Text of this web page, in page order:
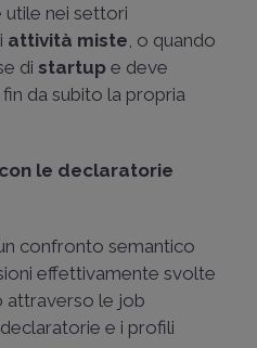
nei settori
attività miste , o quando
di startup e deve
da subito la propria
le declaratorie
confronto semantico
effettivamente svolte
attraverso le job
e i profili